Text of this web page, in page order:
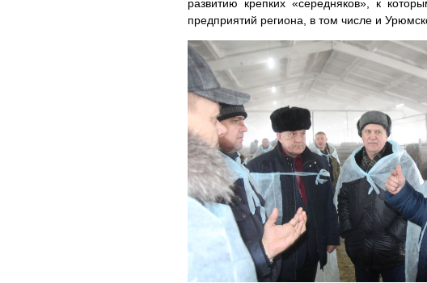
развитию крепких «середняков», к
предприятий региона, в том числе и